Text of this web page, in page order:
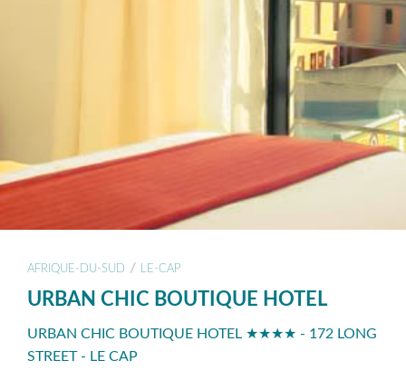
AFRIQUE-DU-SUD / LE-CAP
URBAN CHIC BOUTIQUE HOTEL
URBAN CHIC BOUTIQUE HOTEL ★★★★ - 172 LONG
STREET - LE CAP